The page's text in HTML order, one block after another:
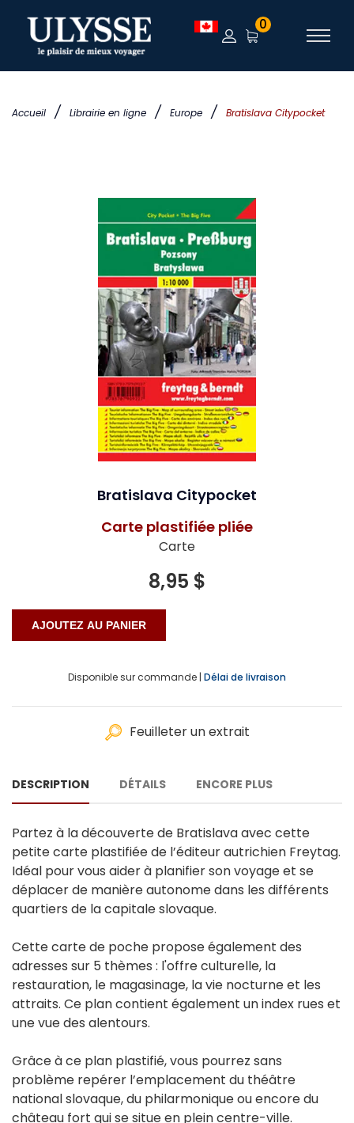
Accueil / Librairie en ligne / Europe / Bratislava Citypocket
0
Bratislava Citypocket
Carte plastifiée pliée
Carte
8,95 $
Disponible sur commande | Délai de livraison
Feuilleter un extrait
DESCRIPTION DÉTAILS ENCORE PLUS
Partez à la découverte de Bratislava avec cette
petite carte plastifiée de l’éditeur autrichien Freytag.
Idéal pour vous aider à planifier son voyage et se
déplacer de manière autonome dans les différents
quartiers de la capitale slovaque.
Cette carte de poche propose également des
adresses sur 5 thèmes : l'offre culturelle, la
restauration, le magasinage, la vie nocturne et les
attraits. Ce plan contient également un index rues et
une vue des alentours.
Grâce à ce plan plastifié, vous pourrez sans
problème repérer l’emplacement du théâtre
national slovaque, du philarmonique ou encore du
château fort qui se situe en plein centre-ville.